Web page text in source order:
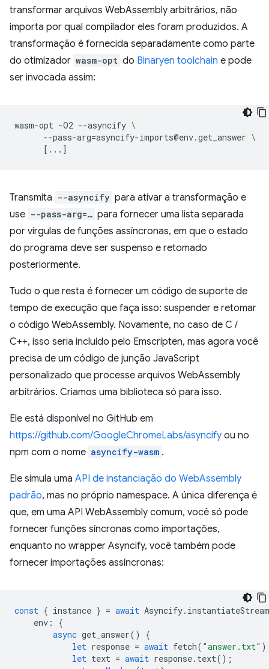
transformar arquivos WebAssembly arbitrários, não
importa por qual compilador eles foram produzidos. A
transformação é fornecida separadamente como parte
do otimizador wasm-opt do Binaryen toolchain e pode
ser invocada assim:
wasm-opt -O2 --asyncify \
--pass-arg=asyncify-imports@env.get_answer \
[ ... ]
Transmita --asyncify para ativar a transformação e
use --pass-arg=… para fornecer uma lista separada
por vírgulas de funções assíncronas, em que o estado
do programa deve ser suspenso e retomado
posteriormente.
Tudo o que resta é fornecer um código de suporte de
tempo de execução que faça isso: suspender e retomar
o código WebAssembly. Novamente, no caso de C /
C++, isso seria incluído pelo Emscripten, mas agora você
precisa de um código de junção JavaScript
personalizado que processe arquivos WebAssembly
arbitrários. Criamos uma biblioteca só para isso.
Ele está disponível no GitHub em
https://github.com/GoogleChromeLabs/asyncify ou no
npm com o nome asyncify-wasm .
Ele simula uma API de instanciação do WebAssembly
padrão, mas no próprio namespace. A única diferença é
que, em uma API WebAssembly comum, você só pode
fornecer funções síncronas como importações,
enquanto no wrapper Asyncify, você também pode
fornecer importações assíncronas:
const { instance } = await Asyncify.
env :
{
async get_answer()
{
let response = await fetch( "answer.txt"
let text = await response. text();